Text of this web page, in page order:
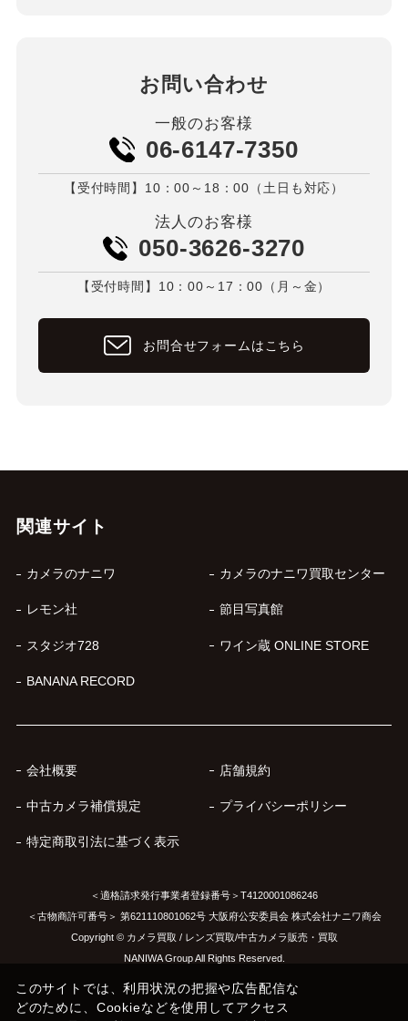
お問い合わせ
一般のお客様
06-6147-7350
【受付時間】10：00～18：00（土日も対応）
法人のお客様
050-3626-3270
【受付時間】10：00～17：00（月～金）
お問合せフォームはこちら
関連サイト
カメラのナニワ カメラのナニワ買取センター
レモン社 節目写真館
スタジオ728 ワイン蔵 ONLINE STORE
BANANA RECORD
会社概要 店舗規約
中古カメラ補償規定 プライバシーポリシー
特定商取引法に基づく表示
＜適格請求発行事業者登録番号＞T4120001086246
＜古物商許可番号＞ 第621110801062号 大阪府公安委員会 株式会社ナニワ商会
Copyright © カメラ買取 / レンズ買取/中古カメラ販売・買取
NANIWA Group All Rights Reserved.
このサイトでは、利用状況の把握や広告配信な
どのために、Cookieなどを使用してアクセス